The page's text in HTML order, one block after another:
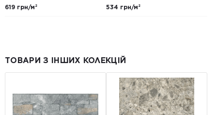
619 грн/м²
534 грн/м²
ТОВАРИ З ІНШИХ КОЛЕКЦІЙ